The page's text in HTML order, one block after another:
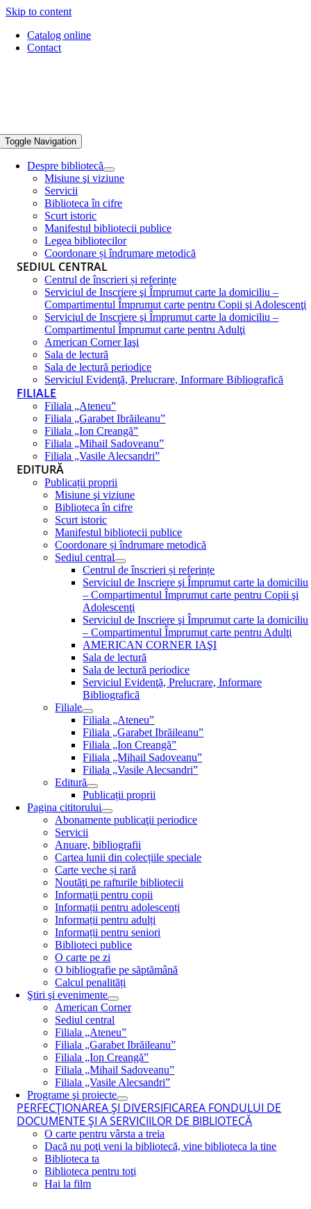
Skip to content
Catalog online
Contact
Toggle Navigation
Despre bibliotecă
Misiune şi viziune
Servicii
Biblioteca în cifre
Scurt istoric
Manifestul bibliotecii publice
Legea bibliotecilor
Coordonare și îndrumare metodică
SEDIUL CENTRAL
Centrul de înscrieri și referințe
Serviciul de Inscriere şi Împrumut carte la domiciliu –
Compartimentul Împrumut carte pentru Copii şi Adolescenţi
Serviciul de Inscriere şi Împrumut carte la domiciliu –
Compartimentul Împrumut carte pentru Adulţi
American Corner Iaşi
Sala de lectură
Sala de lectură periodice
Serviciul Evidenţă, Prelucrare, Informare Bibliografică
FILIALE
Filiala „Ateneu”
Filiala „Garabet Ibrăileanu”
Filiala „Ion Creangă”
Filiala „Mihail Sadoveanu”
Filiala „Vasile Alecsandri”
EDITURĂ
Publicații proprii
Misiune şi viziune
Biblioteca în cifre
Scurt istoric
Manifestul bibliotecii publice
Coordonare și îndrumare metodică
Sediul central
Centrul de înscrieri și referințe
Serviciul de Inscriere şi Împrumut carte la domiciliu
– Compartimentul Împrumut carte pentru Copii şi
Adolescenţi
Serviciul de Inscriere şi Împrumut carte la domiciliu
– Compartimentul Împrumut carte pentru Adulţi
AMERICAN CORNER IAŞI
Sala de lectură
Sala de lectură periodice
Serviciul Evidenţă, Prelucrare, Informare
Bibliografică
Filiale
Filiala „Ateneu”
Filiala „Garabet Ibrăileanu”
Filiala „Ion Creangă”
Filiala „Mihail Sadoveanu”
Filiala „Vasile Alecsandri”
Editură
Publicații proprii
Pagina cititorului
Abonamente publicaţii periodice
Servicii
Anuare, bibliografii
Cartea lunii din colecțiile speciale
Carte veche și rară
Noutăţi pe rafturile bibliotecii
Informații pentru copii
Informații pentru adolescenți
Informații pentru adulți
Informații pentru seniori
Biblioteci publice
O carte pe zi
O bibliografie pe săptămână
Calcul penalități
Ştiri şi evenimente
American Corner
Sediul central
Filiala „Ateneu”
Filiala „Garabet Ibrăileanu”
Filiala „Ion Creangă”
Filiala „Mihail Sadoveanu”
Filiala „Vasile Alecsandri”
Programe şi proiecte
PERFECŢIONAREA ŞI DIVERSIFICAREA FONDULUI DE
DOCUMENTE ŞI A SERVICIILOR DE BIBLIOTECĂ
O carte pentru vârsta a treia
Dacă nu poţi veni la bibliotecă, vine biblioteca la tine
Biblioteca ta
Biblioteca pentru toţi
Hai la film